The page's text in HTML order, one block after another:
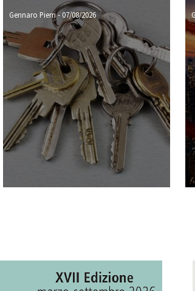
Gennaro Pierri- 07/08/2026